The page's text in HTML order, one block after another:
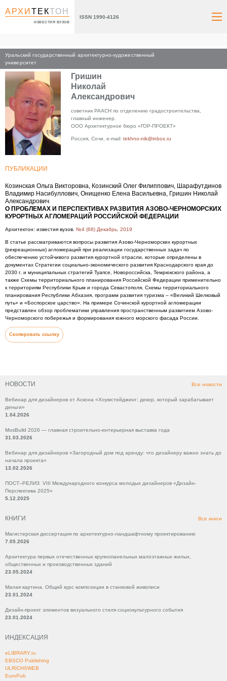
АРХИТЕКТОН
ИЗВЕСТИЯ ВУЗОВ
ISSN 1990-4126
Уральский государственный архитектурно-художественный
университет
НОВОСТИ Все новости
Вебинар для дизайнеров от Аскона «Хоумстейджинг: декор, который зарабатывает
деньги»
1.04.2026
MosBuild 2026 — главная строительно-интерьерная выставка года
31.03.2026
Вебинар для дизайнеров «Загородный дом под аренду: что дизайнеру важно знать до
начала проекта»
13.02.2026
ПОСТ–РЕЛИЗ VIII Международного конкурса молодых дизайнеров «Дизайн-
Перспектива 2025»
5.12.2025
КНИГИ Все книги
Магистерская диссертация по архитектурно-ландшафтному проектированию
7.05.2026
Архитектура первых отечественных крупнопанельных малоэтажных жилых,
общественных и производственных зданий
23.05.2024
Малая картина. Общий курс композиции в станковой живописи
23.01.2024
Дизайн-проект элементов визуального стиля социокультурного события
23.01.2024
ИНДЕКСАЦИЯ
eLIBRARY.ru
EBSCO Publishing
ULRICHSWEB
EuroPub
Главная
Гришин
Николай
Александрович
советник РААСН по отделению градостроительства,
главный инженер.
ООО Архитектурное бюро «ГОР-ПРОЕКТ»
Россия, Сочи, e-mail: tekhno-nik@inbox.ru
ПУБЛИКАЦИИ
Козинская Ольга Викторовна, Козинский Олег Филиппович, Шарафутдинов
Владимир Насибуллович, Онищенко Елена Васильевна, Гришин Николай
Александрович
О ПРОБЛЕМАХ И ПЕРСПЕКТИВАХ РАЗВИТИЯ АЗОВО-ЧЕРНОМОРСКИХ
КУРОРТНЫХ АГЛОМЕРАЦИЙ РОССИЙСКОЙ ФЕДЕРАЦИИ
Архитектон: известия вузов. №4 (68) Декабрь, 2019
В статье рассматриваются вопросы развития Азово-Черноморских курортных
(рекреационных) агломераций при реализации государственных задач по
обеспечению устойчивого развития курортной отрасли, которые определены в
документах Стратегии социально-экономического развития Краснодарского края до
2030 г. и муниципальных стратегий Туапсе, Новороссийска, Темрюкского района, а
также Схемы территориального планирования Российской Федерации применительно
к территориям Республики Крым и города Севастополя, Схемы территориального
планирования Республики Абхазия, программ развития туризма – «Великий Шелковый
путь» и «Боспорское царство». На примере Сочинской курортной агломерации
представлен обзор проблематики управления пространственным развитием Азово-
Черноморского побережья и формирования южного морского фасада России.
Скопировать ссылку